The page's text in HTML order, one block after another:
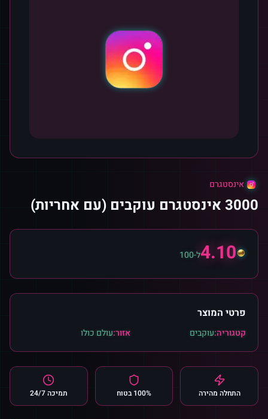
אינסטגרם
3000 אינסטגרם עוקבים (עם אחריות)
4.10ל-100
פרטי המוצר
קטגוריה:עוקבים אזור:עולם כולו
התחלה מהירה 100% בטוח תמיכה 24/7